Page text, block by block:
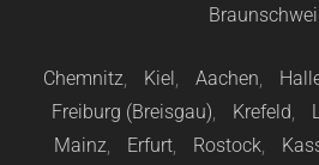
Chemnitz, Kiel, Aachen,
Freiburg (Breisgau), Krefeld,
Mainz, Erfurt, Rostock,